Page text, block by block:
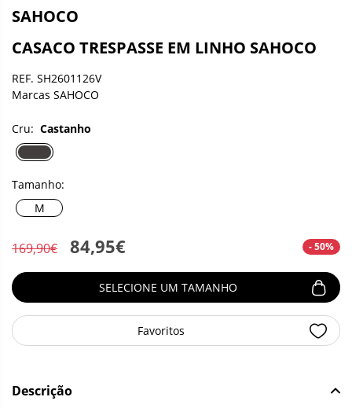
SAHOCO
CASACO TRESPASSE EM LINHO SAHOCO
REF. SH2601126V
Marcas SAHOCO
Cru: Castanho
Tamanho:
M
169,90€ 84,95€ - 50%
SELECIONE UM TAMANHO
Favoritos
Descrição